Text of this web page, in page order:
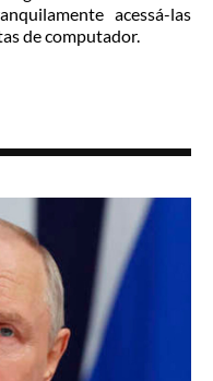
acessá-las
de computador.